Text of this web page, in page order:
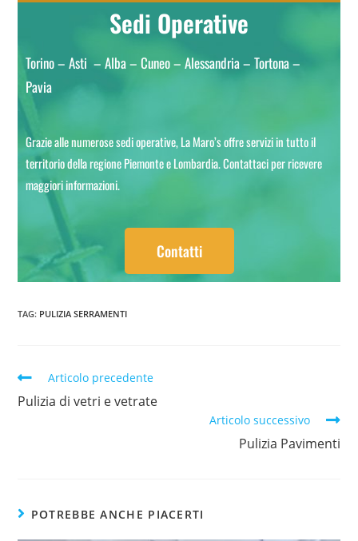
Sedi Operative
Torino – Asti – Alba – Cuneo – Alessandria – Tortona –
Pavia
Grazie alle numerose sedi operative, La Maro’s offre servizi in tutto il
territorio della regione Piemonte e Lombardia. Contattaci per ricevere
maggiori informazioni.
Contatti
TAG: PULIZIA SERRAMENTI
Articolo precedente
Pulizia di vetri e vetrate
Articolo successivo
Pulizia Pavimenti
POTREBBE ANCHE PIACERTI